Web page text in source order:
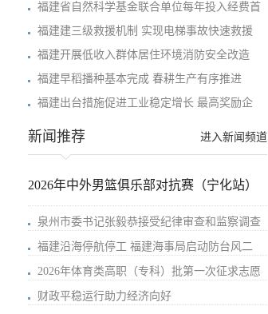
福建省自然科学基金联合单位每年投入经费首
福建建三级救援机制 实现电梯事故快速救援
福建开展低收入群体居住环境消防安全改造
福建早稻播种基本完成 春耕生产有序推进
福建出台措施促进工业稳定增长 最高奖励企
进入新闻频道
新闻推荐
2026年中外男篮俱乐部对抗赛（宁化站）
泉州市委书记张毅恭接受纪律审查和监察调查
福建沿海停航停工 福建海事局启动防台风二
2026年体育类高职（专科）批第一次征求志愿
财政平稳运行助力经济向好